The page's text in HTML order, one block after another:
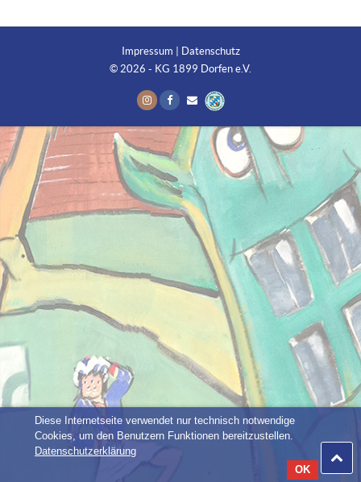
Impressum
Datenschutz
© 2026 - KG 1899 Dorfen e.V.
Diese Internetseite verwendet nur technisch notwendige
Cookies, um den Benutzern Funktionen bereitzustellen.
Datenschutzerklärung
OK